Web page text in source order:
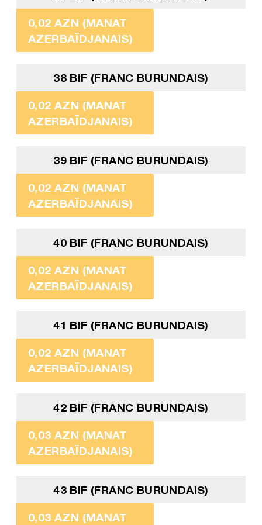
0,02 AZN (MANAT
AZERBAÏDJANAIS)
38 BIF (FRANC BURUNDAIS)
0,02 AZN (MANAT
AZERBAÏDJANAIS)
39 BIF (FRANC BURUNDAIS)
0,02 AZN (MANAT
AZERBAÏDJANAIS)
40 BIF (FRANC BURUNDAIS)
0,02 AZN (MANAT
AZERBAÏDJANAIS)
41 BIF (FRANC BURUNDAIS)
0,02 AZN (MANAT
AZERBAÏDJANAIS)
42 BIF (FRANC BURUNDAIS)
0,03 AZN (MANAT
AZERBAÏDJANAIS)
43 BIF (FRANC BURUNDAIS)
0,03 AZN (MANAT